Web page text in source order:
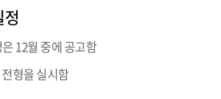
12월 중에 공고함
형을 실시함